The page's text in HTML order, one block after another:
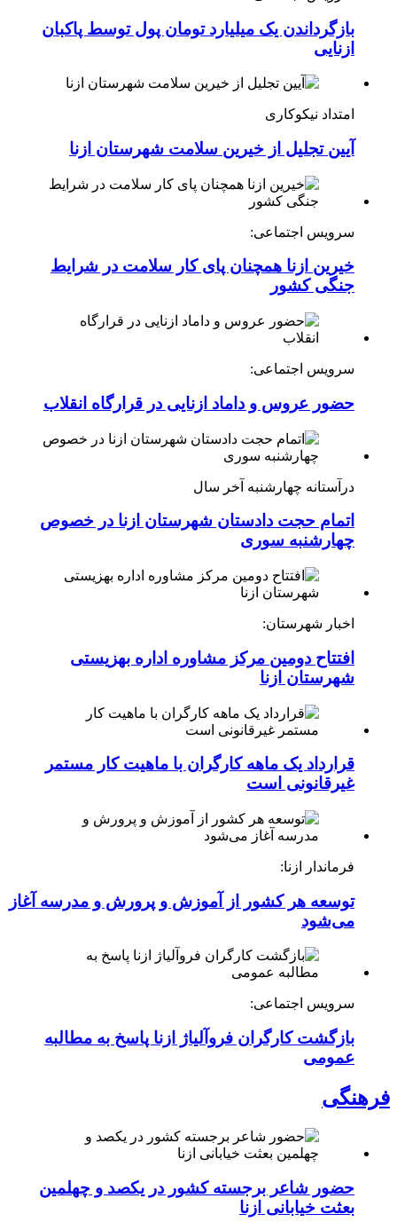
بازگرداندن یک میلیارد تومان پول توسط پاکبان
ازنایی
امتداد نیکوکاری
آیین تجلیل از خیرین سلامت شهرستان ازنا
سرویس اجتماعی:
خیرین ازنا همچنان پای کار سلامت در شرایط
جنگی کشور
سرویس اجتماعی:
حضور عروس و داماد ازنایی در قرارگاه انقلاب
درآستانه چهارشنبه آخر سال
اتمام حجت دادستان شهرستان ازنا در خصوص
چهارشنبه ‌سوری
اخبار شهرستان:
افتتاح دومین مرکز مشاوره اداره بهزیستی
شهرستان ازنا
قرارداد یک ماهه کارگران با ماهیت کار مستمر
غیرقانونی است
فرماندار ازنا:
توسعه هر کشور از آموزش و پرورش و مدرسه آغاز
می‌شود
سرویس اجتماعی:
بازگشت کارگران فروآلیاژ ازنا پاسخ به مطالبه
عمومی
فرهنگی
حضور شاعر برجسته کشور در یکصد و چهلمین
بعثت خیابانی ازنا